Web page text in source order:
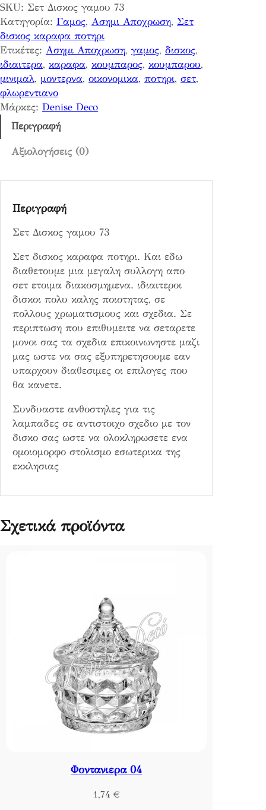
σ
κ
ο
ς
γ
α
μ
ο
7
ο
SKU: Σετ Δισκος γαμου 73
Κατηγορία: Γαμος, Ασημι Αποχρωση, Σετ
δισκος καραφα ποτηρι
Ετικέτες: Ασημι Αποχρωση, γαμος, δισκος
ιδιαιτερα, καραφα, κουμπαρος, κουμπαρου
μινιμαλ, μοντερνα, οικονομικα, ποτηρι, σετ
φλωρεντιανο
Μάρκες: Denise Deco
Περιγραφή
Αξιολογήσεις (0)
Περιγραφή
Σετ Δισκος γαμου 73
Σετ δισκος καραφα ποτηρι. Και εδω
διαθετουμε μια μεγαλη συλλογη απο
σετ ετοιμα διακοσμημενα. ιδιαιτεροι
δισκοι πολυ καλης ποιοτητας, σε
πολλους χρωματισμους και σχεδια. Σε
περιπτωση που επιθυμειτε να σεταρετε
μονοι σας τα σχεδια επικοινωνηστε μαζι
μας ωστε να σας εξυπηρετησουμε εαν
υπαρχουν διαθεσιμες οι επιλογες που
θα κανετε.
Συνδυαστε ανθοστηλες για τις
λαμπαδες σε αντιστοιχο σχεδιο με τον
δισκο σας ωστε να ολοκληρωσετε ενα
ομοιομορφο στολισμο εσωτερικα της
εκκλησιας
Σχετικά προϊόντα
Φοντανιερα 04
1,74 €